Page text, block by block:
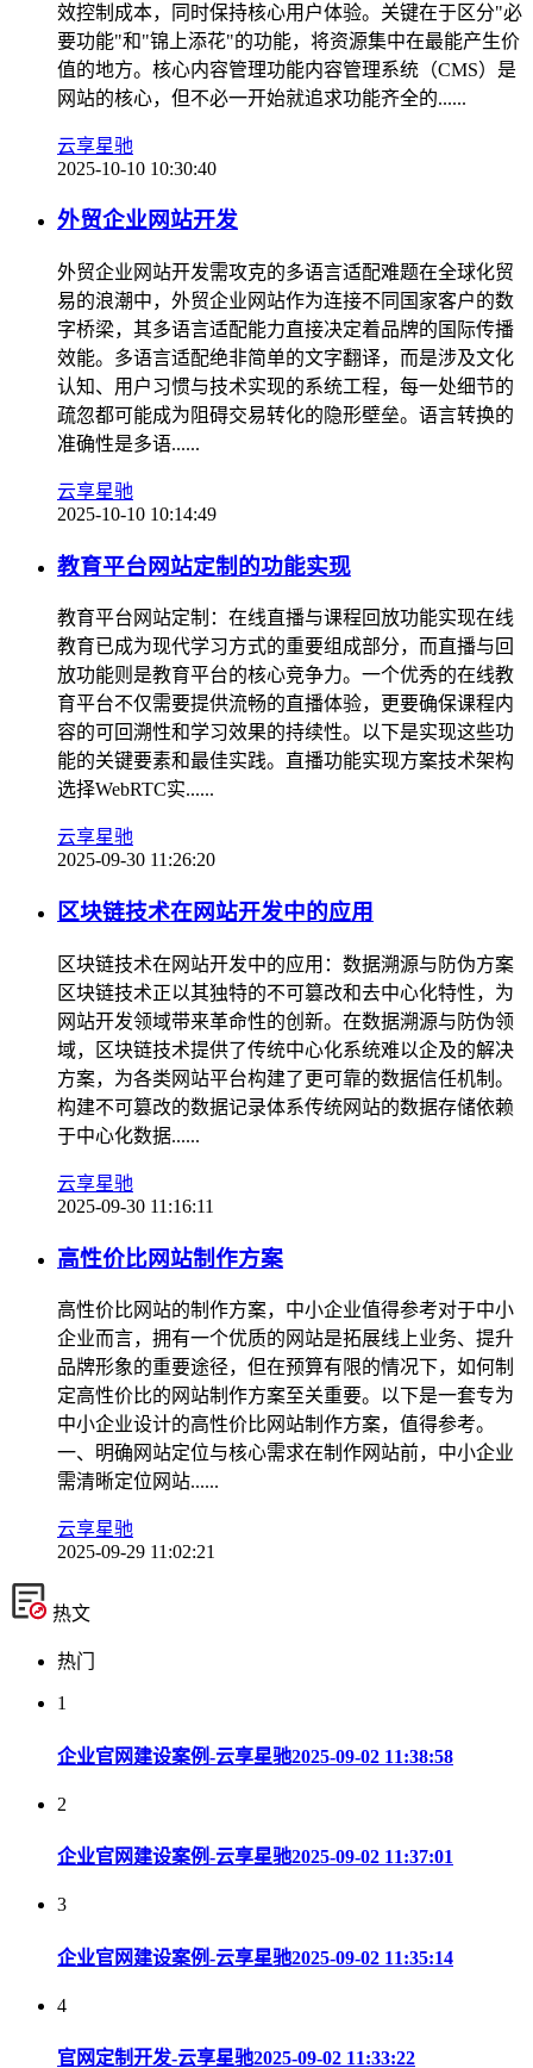
效控制成本，同时保持核心用户体验。关键在于区分"必
要功能"和"锦上添花"的功能，将资源集中在最能产生价
值的地方。核心内容管理功能内容管理系统（CMS）是
网站的核心，但不必一开始就追求功能齐全的......
云享星驰
2025-10-10 10:30:40
外贸企业网站开发
外贸企业网站开发需攻克的多语言适配难题在全球化贸
易的浪潮中，外贸企业网站作为连接不同国家客户的数
字桥梁，其多语言适配能力直接决定着品牌的国际传播
效能。多语言适配绝非简单的文字翻译，而是涉及文化
认知、用户习惯与技术实现的系统工程，每一处细节的
疏忽都可能成为阻碍交易转化的隐形壁垒。语言转换的
准确性是多语......
云享星驰
2025-10-10 10:14:49
教育平台网站定制的功能实现
教育平台网站定制：在线直播与课程回放功能实现在线
教育已成为现代学习方式的重要组成部分，而直播与回
放功能则是教育平台的核心竞争力。一个优秀的在线教
育平台不仅需要提供流畅的直播体验，更要确保课程内
容的可回溯性和学习效果的持续性。以下是实现这些功
能的关键要素和最佳实践。直播功能实现方案技术架构
选择WebRTC实......
云享星驰
2025-09-30 11:26:20
区块链技术在网站开发中的应用
区块链技术在网站开发中的应用：数据溯源与防伪方案
区块链技术正以其独特的不可篡改和去中心化特性，为
网站开发领域带来革命性的创新。在数据溯源与防伪领
域，区块链技术提供了传统中心化系统难以企及的解决
方案，为各类网站平台构建了更可靠的数据信任机制。
构建不可篡改的数据记录体系传统网站的数据存储依赖
于中心化数据......
云享星驰
2025-09-30 11:16:11
高性价比网站制作方案
高性价比网站的制作方案，中小企业值得参考对于中小
企业而言，拥有一个优质的网站是拓展线上业务、提升
品牌形象的重要途径，但在预算有限的情况下，如何制
定高性价比的网站制作方案至关重要。以下是一套专为
中小企业设计的高性价比网站制作方案，值得参考。
一、明确网站定位与核心需求在制作网站前，中小企业
需清晰定位网站......
云享星驰
2025-09-29 11:02:21
热文
热门
1
企业官网建设案例-云享星驰2025-09-02 11:38:58
2
企业官网建设案例-云享星驰2025-09-02 11:37:01
3
企业官网建设案例-云享星驰2025-09-02 11:35:14
4
官网定制开发-云享星驰2025-09-02 11:33:22